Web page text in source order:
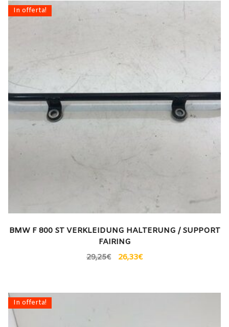
In offerta!
BMW F 800 ST VERKLEIDUNG HALTERUNG / SUPPORT
FAIRING
29,25€ 26,33€
In offerta!